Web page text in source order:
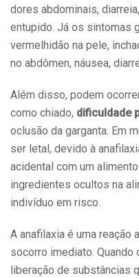
dores abdominais,
entupido. Já os sintomas
vermelhidão na pele,
no abdômen, náusea,
Além disso, podem
como chiado, dificuldade
oclusão da garganta. Em
ser letal, devido à
acidental com um
ingredientes ocultos na
indivíduo em risco.
A anafilaxia é uma reação
socorro imediato. Quando
liberação de substâncias